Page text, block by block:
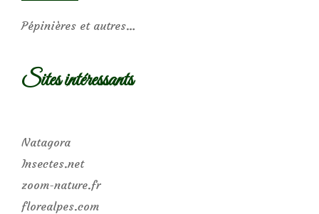
Pépinières et autres…
Sites intéressants
Natagora
Insectes.net
zoom-nature.fr
florealpes.com